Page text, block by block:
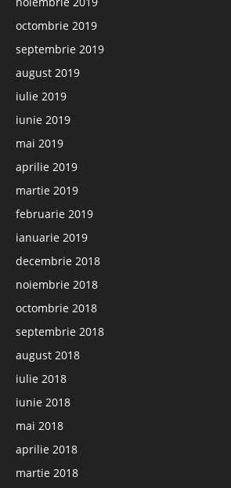
octombrie 2019
septembrie 2019
august 2019
iulie 2019
iunie 2019
mai 2019
aprilie 2019
martie 2019
februarie 2019
ianuarie 2019
decembrie 2018
noiembrie 2018
octombrie 2018
septembrie 2018
august 2018
iulie 2018
iunie 2018
mai 2018
aprilie 2018
martie 2018